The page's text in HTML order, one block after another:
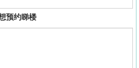
预约睇楼